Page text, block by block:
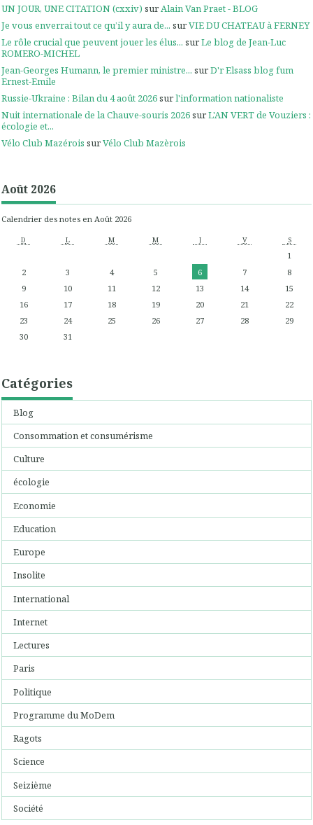
UN JOUR, UNE CITATION (cxxiv) surAlain Van Praet - BLOG
Je vous enverrai tout ce qu’il y aura de... surVIE DU CHATEAU à FERNEY
Le rôle crucial que peuvent jouer les élus... surLe blog de Jean-Luc
ROMERO-MICHEL
Jean-Georges Humann, le premier ministre... surD'r Elsass blog fum
Ernest-Emile
Russie-Ukraine : Bilan du 4 août 2026surl'information nationaliste
Nuit internationale de la Chauve-souris 2026surL'AN VERT de Vouziers :
écologie et...
Vélo Club Mazérois surVélo Club Mazèrois
Août 2026
Calendrier des notes en Août 2026
D L M M J V S
1
2
3 4 5 6 7
8
9
10 11 12 13 14
15
16
17 18 19 20 21
22
23
24 25 26 27 28
29
30
31
Catégories
Blog
Consommation et consumérisme
Culture
écologie
Economie
Education
Europe
Insolite
International
Internet
Lectures
Paris
Politique
Programme du MoDem
Ragots
Science
Seizième
Société